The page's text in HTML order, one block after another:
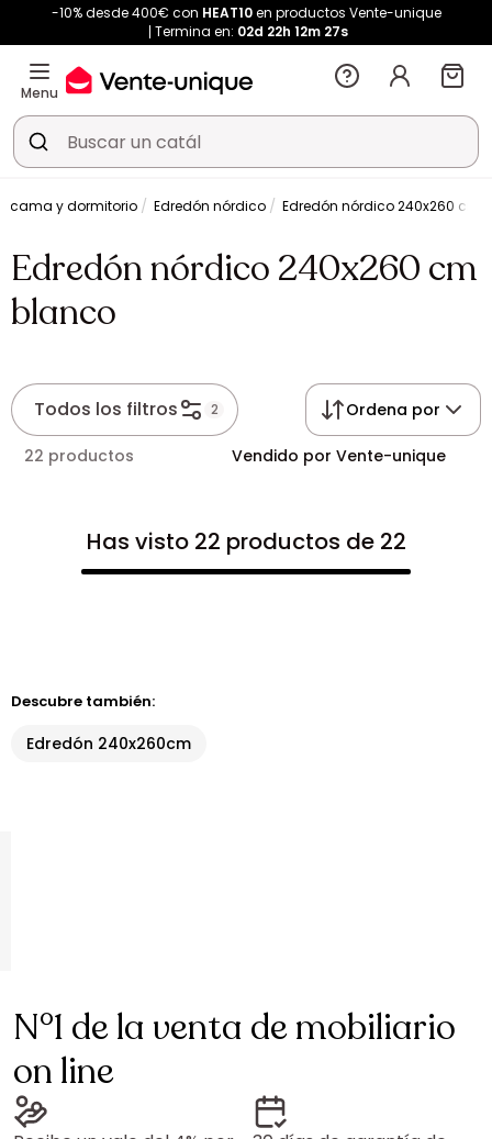
-10% desde 400€ con HEAT10en productos Vente-unique
Termina en: 02d 22h 12m 26s
Menu
cama y dormitorio Edredón nórdico Edredón nórdico 240x260 cm
Edredón nórdico 240x260 cm
blanco
Todos los filtros 2 Ordena por
22 productos Vendido por Vente-unique
Has visto 22 productos de 22
Descubre también:
Edredón 240x260cm
N°1 de la venta de mobiliario
on line